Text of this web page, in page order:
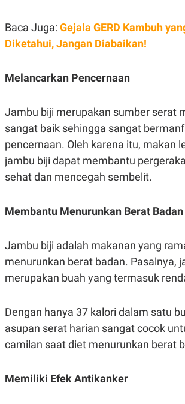
.
I
D
USE
PEDOMAN
PEMBERITAAN
SIBER
PRIVACY
Baca Juga: Gejala GERD Kambuh
Diketahui, Jangan Diabaikan!
Melancarkan Pencernaan
Jambu biji merupakan sumber serat
sangat baik sehingga sangat
pencernaan. Oleh karena itu, makan
jambu biji dapat membantu
sehat dan mencegah sembelit.
Membantu Menurunkan Berat Badan
Jambu biji adalah makanan yang
menurunkan berat badan. Pasalnya,
merupakan buah yang termasuk
Dengan hanya 37 kalori dalam satu
asupan serat harian sangat cocok
camilan saat diet menurunkan berat
Memiliki Efek Antikanker